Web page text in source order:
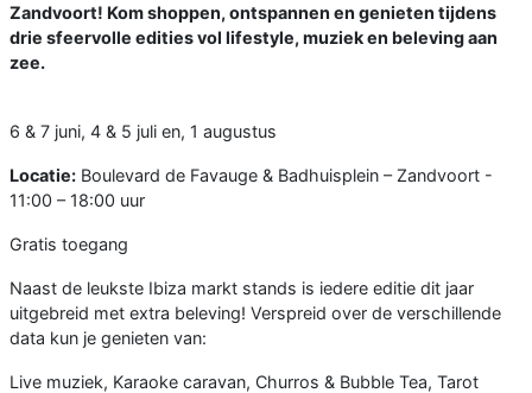
Zandvoort! Kom shoppen, ontspannen en genieten tijdens
drie sfeervolle edities vol lifestyle, muziek en beleving aan
zee.
6 & 7 juni, 4 & 5 juli en, 1 augustus
Locatie: Boulevard de Favauge & Badhuisplein – Zandvoort -
11:00 – 18:00 uur
Gratis toegang
Naast de leukste Ibiza markt stands is iedere editie dit jaar
uitgebreid met extra beleving! Verspreid over de verschillende
data kun je genieten van:
Live muziek, Karaoke caravan, Churros & Bubble Tea, Tarot